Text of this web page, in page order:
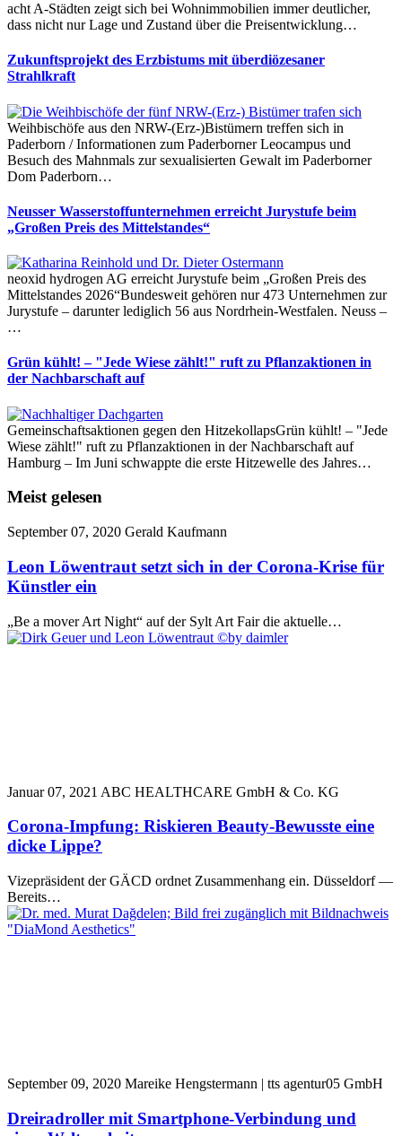
acht A-Städten zeigt sich bei Wohnimmobilien immer deutlicher,
dass nicht nur Lage und Zustand über die Preisentwicklung…
Zukunftsprojekt des Erzbistums mit überdiözesaner
Strahlkraft
Weihbischöfe aus den NRW-(Erz-)Bistümern treffen sich in
Paderborn / Informationen zum Paderborner Leocampus und
Besuch des Mahnmals zur sexualisierten Gewalt im Paderborner
Dom Paderborn…
Neusser Wasserstoffunternehmen erreicht Jurystufe beim
„Großen Preis des Mittelstandes“
neoxid hydrogen AG erreicht Jurystufe beim „Großen Preis des
Mittelstandes 2026“Bundesweit gehören nur 473 Unternehmen zur
Jurystufe – darunter lediglich 56 aus Nordrhein-Westfalen. Neuss –
…
Grün kühlt! – "Jede Wiese zählt!" ruft zu Pflanzaktionen in
der Nachbarschaft auf
Gemeinschaftsaktionen gegen den HitzekollapsGrün kühlt! – "Jede
Wiese zählt!" ruft zu Pflanzaktionen in der Nachbarschaft auf
Hamburg – Im Juni schwappte die erste Hitzewelle des Jahres…
Meist gelesen
September 07, 2020 Gerald Kaufmann
Leon Löwentraut setzt sich in der Corona-Krise für
Künstler ein
„Be a mover Art Night“ auf der Sylt Art Fair die aktuelle…
Januar 07, 2021 ABC HEALTHCARE GmbH & Co. KG
Corona-Impfung: Riskieren Beauty-Bewusste eine
dicke Lippe?
Vizepräsident der GÄCD ordnet Zusammenhang ein. Düsseldorf —
Bereits…
September 09, 2020 Mareike Hengstermann | tts agentur05 GmbH
Dreiradroller mit Smartphone-Verbindung und